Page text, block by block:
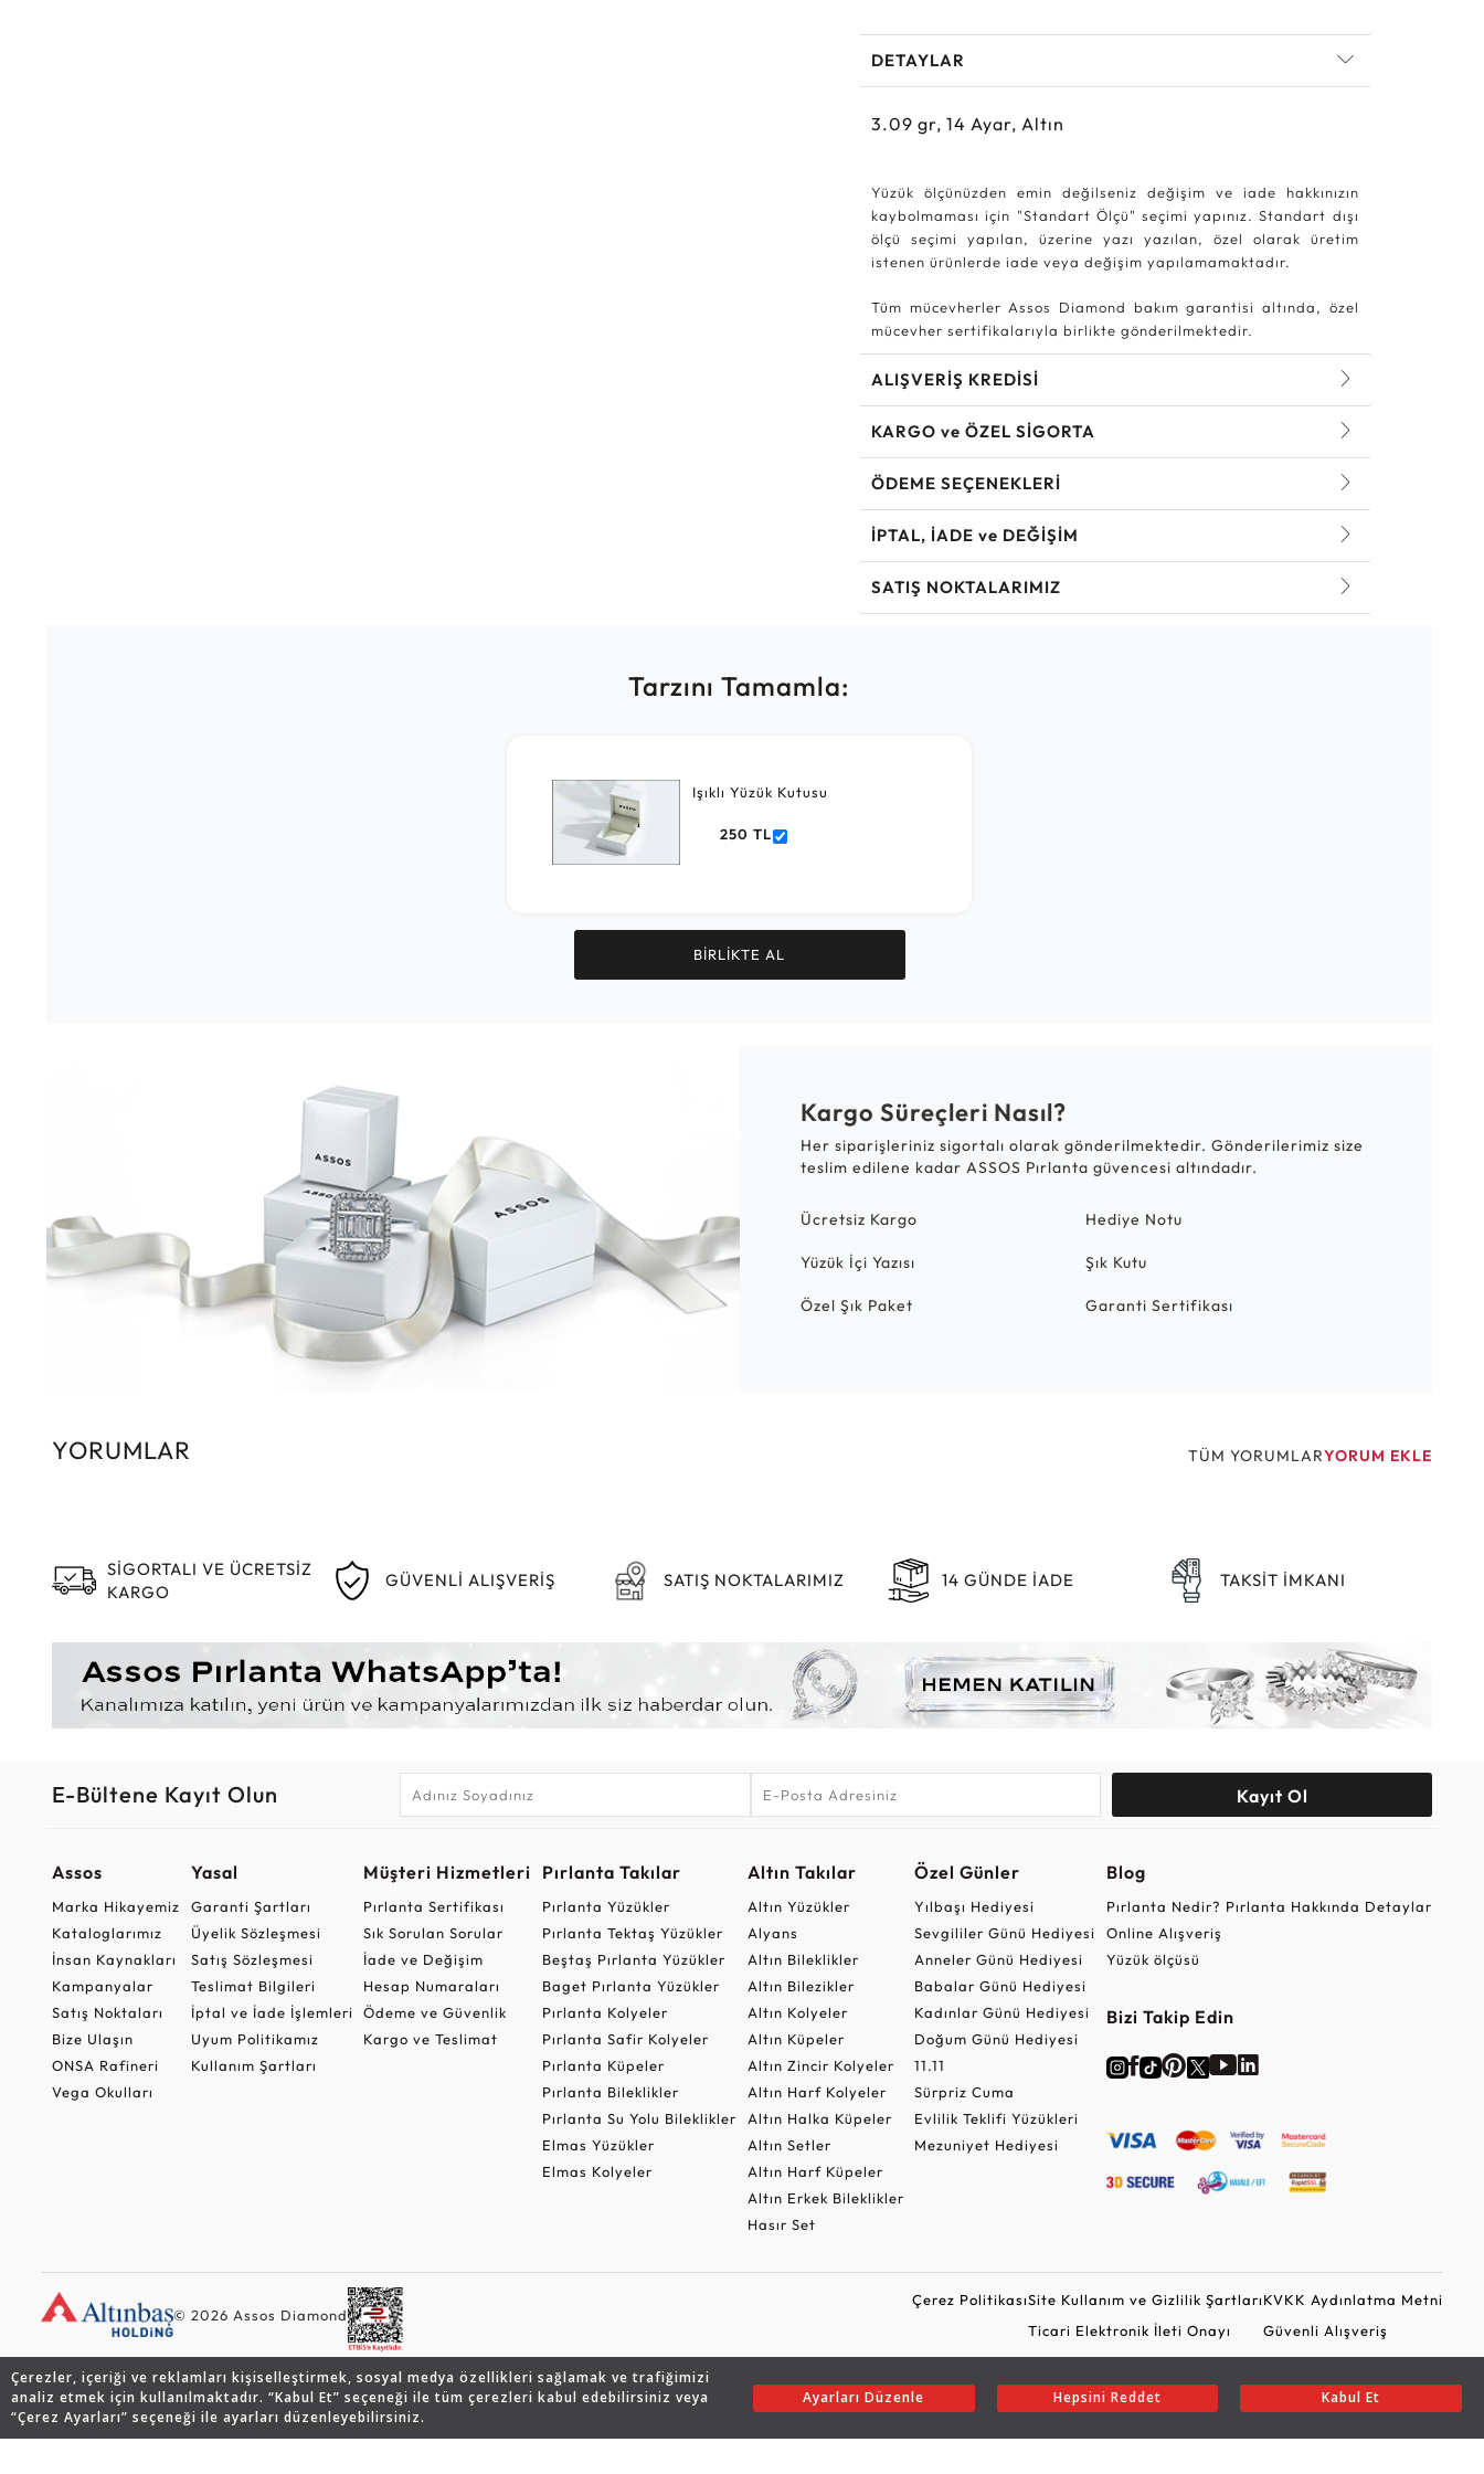
Çerezler, içeriği ve reklamları kişiselleştirmek, sosyal medya özellikleri sağlamak ve trafiğimizi
analiz etmek için kullanılmaktadır. “Kabul Et” seçeneği ile tüm çerezleri kabul edebilirsiniz veya
“Çerez Ayarları” seçeneği ile ayarları düzenleyebilirsiniz.
Ayarları Düzenle Hepsini Reddet Kabul Et
DETAYLAR
3.09gr,14Ayar, Altın
Yüzük ölçünüzden emin değilseniz değişim ve iade hakkınızın
kaybolmaması için "Standart Ölçü" seçimi yapınız. Standart dışı
ölçü seçimi yapılan, üzerine yazı yazılan, özel olarak üretim
istenen ürünlerde iade veya değişim yapılamamaktadır.
Tüm mücevherler Assos Diamond bakım garantisi altında, özel
mücevher sertifikalarıyla birlikte gönderilmektedir.
ALIŞVERİŞ KREDİSİ
KARGO ve ÖZEL SİGORTA
ÖDEME SEÇENEKLERİ
İPTAL, İADE ve DEĞİŞİM
SATIŞ NOKTALARIMIZ
Tarzını Tamamla:
Işıklı Yüzük Kutusu
250 TL
BİRLİKTE AL
Kargo Süreçleri Nasıl?
Her siparişleriniz sigortalı olarak gönderilmektedir. Gönderilerimiz size
teslim edilene kadar ASSOS Pırlanta güvencesi altındadır.
Ücretsiz Kargo Hediye Notu
Yüzük İçi Yazısı Şık Kutu
Özel Şık Paket Garanti Sertifikası
YORUMLAR TÜM YORUMLARYORUM EKLE
SİGORTALI VE ÜCRETSİZ
KARGO
GÜVENLİ ALIŞVERİŞ SATIŞ NOKTALARIMIZ 14 GÜNDE İADE TAKSİT İMKANI
E-Bültene Kayıt Olun Kayıt Ol
Assos
Marka Hikayemiz
Kataloglarımız
İnsan Kaynakları
Kampanyalar
Satış Noktaları
Bize Ulaşın
ONSA Rafineri
Vega Okulları
Yasal
Garanti Şartları
Üyelik Sözleşmesi
Satış Sözleşmesi
Teslimat Bilgileri
İptal ve İade İşlemleri
Uyum Politikamız
Kullanım Şartları
Müşteri Hizmetleri
Pırlanta Sertifikası
Sık Sorulan Sorular
İade ve Değişim
Hesap Numaraları
Ödeme ve Güvenlik
Kargo ve Teslimat
Pırlanta Takılar
Pırlanta Yüzükler
Pırlanta Tektaş Yüzükler
Beştaş Pırlanta Yüzükler
Baget Pırlanta Yüzükler
Pırlanta Kolyeler
Pırlanta Safir Kolyeler
Pırlanta Küpeler
Pırlanta Bileklikler
Pırlanta Su Yolu Bileklikler
Elmas Yüzükler
Elmas Kolyeler
Altın Takılar
Altın Yüzükler
Alyans
Altın Bileklikler
Altın Bilezikler
Altın Kolyeler
Altın Küpeler
Altın Zincir Kolyeler
Altın Harf Kolyeler
Altın Halka Küpeler
Altın Setler
Altın Harf Küpeler
Altın Erkek Bileklikler
Hasır Set
Özel Günler
Yılbaşı Hediyesi
Sevgililer Günü Hediyesi
Anneler Günü Hediyesi
Babalar Günü Hediyesi
Kadınlar Günü Hediyesi
Doğum Günü Hediyesi
11.11
Sürpriz Cuma
Evlilik Teklifi Yüzükleri
Mezuniyet Hediyesi
Blog
Pırlanta Nedir? Pırlanta Hakkında Detaylar
Online Alışveriş
Yüzük ölçüsü
Bizi Takip Edin
© 2026 Assos Diamond
Çerez PolitikasıSite Kullanım ve Gizlilik Şartları
Ticari Elektronik İleti Onayı
KVKK Aydınlatma Metni
Güvenli Alışveriş
Copyright © 2026 Assos Pırlanta - Bu sitenin tüm hakları saklıdır.